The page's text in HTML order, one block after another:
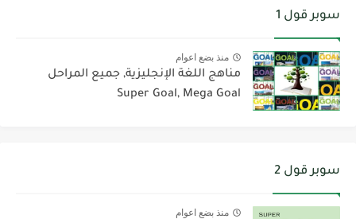
سوبر قول 1
منذ بضع اعوام
مناهج اللغة الإنجليزية, جميع المراحل
Super Goal, Mega Goal
سوبر قول 2
منذ بضع اعوام